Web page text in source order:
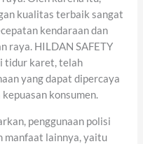
kualitas terbaik sangat
kendaraan dan
raya. HILDAN SAFETY
tidur karet, telah
yang dapat dipercaya
konsumen.
penggunaan polisi
manfaat lainnya, yaitu